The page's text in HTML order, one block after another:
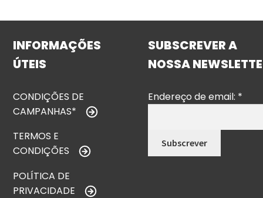
INFORMAÇÕES
ÚTEIS
CONDIÇÕES DE
CAMPANHAS*
TERMOS E
CONDIÇÕES
POLÍTICA DE
PRIVACIDADE
SUBSCREVER A
NOSSA
Endereço de email: *